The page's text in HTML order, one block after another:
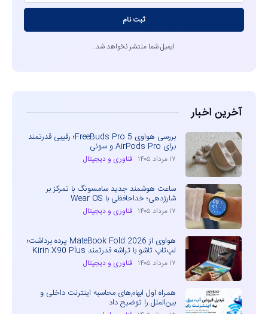
ثبت نام
ایمیل شما منتشر نخواهد شد.
آخرین اخبار
بررسی هواوی FreeBuds Pro 5؛ رقیبی قدرتمند
برای AirPods Pro و سونی
۱۷ مرداد ۱۴۰۵ فناوری و دیجیتال
ساعت هوشمند جدید سامسونگ با تمرکز بر
شارژدهی؛ خداحافظی با Wear OS
۱۷ مرداد ۱۴۰۵ فناوری و دیجیتال
هواوی از MateBook Fold 2026 پرده برداشت؛
لپ‌تاپ تاشو با تراشه قدرتمند Kirin X90 Plus
۱۷ مرداد ۱۴۰۵ فناوری و دیجیتال
همراه اول ابهام‌های محاسبه اینترنت داخلی و
بین‌الملل را توضیح داد